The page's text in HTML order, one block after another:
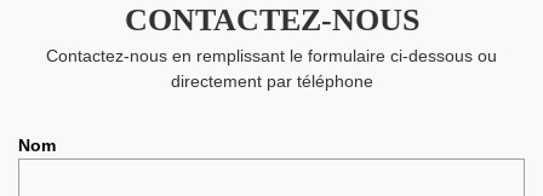
CONTACTEZ-NOUS
Contactez-nous en remplissant le formulaire ci-dessous ou
directement par téléphone
Nom